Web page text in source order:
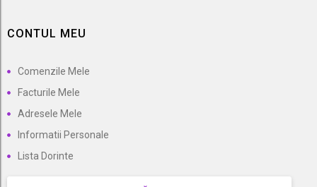
CONTUL MEU
Comenzile Mele
Facturile Mele
Adresele Mele
Informatii Personale
Lista Dorinte